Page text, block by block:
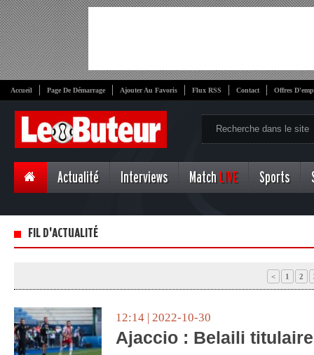
Accueil Page De Démarrage Ajouter Au Favoris Flux RSS Contact Offres
Actualité Interviews Match LIVE Sports
FIL D'ACTUALITÉ
< 1 2
12:14 | 2022-10-30
Ajaccio : Belaili